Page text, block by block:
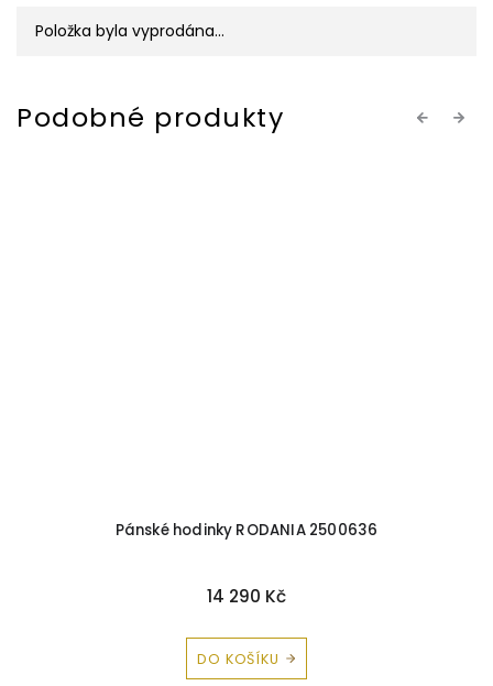
Položka byla vyprodána…
Previous
Pánské hodinky RODANIA 2500636
14 290 Kč
DO KOŠÍKU
Next